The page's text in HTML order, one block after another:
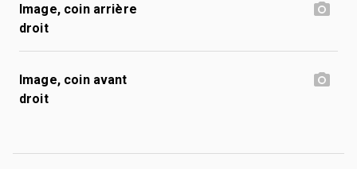
Image, coin arrière
droit
Image, coin avant
droit